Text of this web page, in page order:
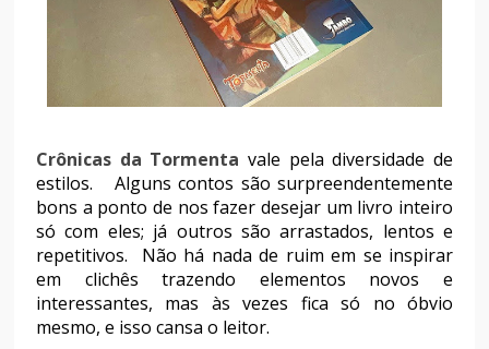
Crônicas da Tormenta vale pela diversidade de
estilos. Alguns contos são surpreendentemente
bons a ponto de nos fazer desejar um livro inteiro
só com eles; já outros são arrastados, lentos e
repetitivos. Não há nada de ruim em se inspirar
em clichês trazendo elementos novos e
interessantes, mas às vezes fica só no óbvio
mesmo, e isso cansa o leitor.